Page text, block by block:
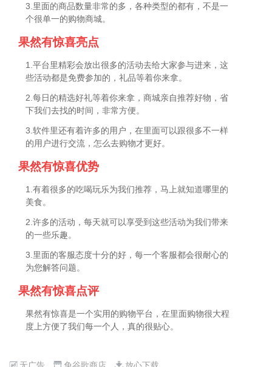
3.里面的商品数量非常的多，各种类型的都有，不是一
个很单一的购物商城。
果然有惊喜亮点
1.平台里精彩会放出很多的活动去给大家参与进来，这
些活动都是免费参加的，礼品等着你来拿。
2.每日的精选好礼等着你来拿，商城亲自推荐好物，省
下我们去找的时间，非常方便。
3.软件里还有着许多的用户，在里面可以跟很多不一样
的用户进行交流，怎么去购物才更好。
果然有惊喜优势
1.有着很多的吃喝玩乐为我们推荐，马上就知道哪里的
美食。
2.许多的活动，每天就可以享受到这些活动为我们带来
的一些乐趣。
3.里面的客服态度十分的好，每一个客服都会很耐心的
为您解答问题。
果然有惊喜点评
果然有惊喜是一个实用的购物平台，在里面购物很大程
度上方便了我们每一个人，真的很贴心。